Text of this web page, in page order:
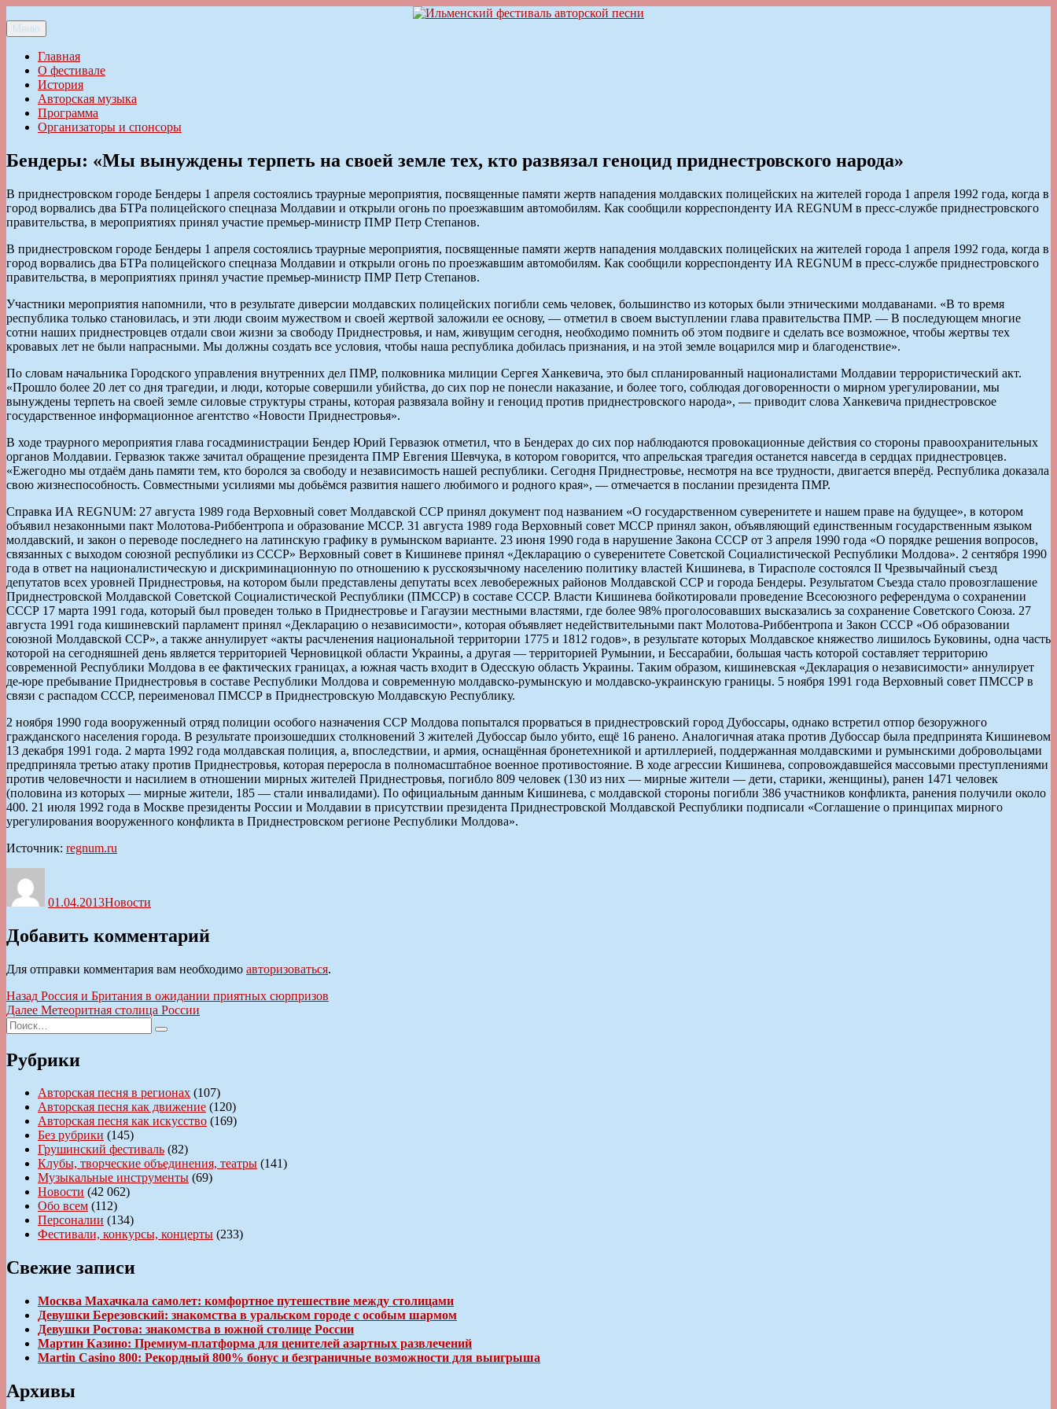
к
содержимому
Ильменский фестиваль авторской песни
Меню
Главная
О фестивале
История
Авторская музыка
Программа
Организаторы и спонсоры
Бендеры: «Мы вынуждены терпеть на своей земле тех, кто развязал геноцид приднестровского народа»
В приднестровском городе Бендеры 1 апреля состоялись траурные мероприятия, посвященные памяти жертв нападения молдавских полицейских на жителей города 1 апреля 1992 года, когда в
город ворвались два БТРа полицейского спецназа Молдавии и открыли огонь по проезжавшим автомобилям. Как сообщили корреспонденту ИА REGNUM в пресс-службе приднестровского
правительства, в мероприятиях принял участие премьер-министр ПМР Петр Степанов.
В приднестровском городе Бендеры 1 апреля состоялись траурные мероприятия, посвященные памяти жертв нападения молдавских полицейских на жителей города 1 апреля 1992 года, когда в
город ворвались два БТРа полицейского спецназа Молдавии и открыли огонь по проезжавшим автомобилям. Как сообщили корреспонденту ИА REGNUM в пресс-службе приднестровского
правительства, в мероприятиях принял участие премьер-министр ПМР Петр Степанов.
Участники мероприятия напомнили, что в результате диверсии молдавских полицейских погибли семь человек, большинство из которых были этническими молдаванами. «В то время
республика только становилась, и эти люди своим мужеством и своей жертвой заложили ее основу, — отметил в своем выступлении глава правительства ПМР. — В последующем многие
сотни наших приднестровцев отдали свои жизни за свободу Приднестровья, и нам, живущим сегодня, необходимо помнить об этом подвиге и сделать все возможное, чтобы жертвы тех
кровавых лет не были напрасными. Мы должны создать все условия, чтобы наша республика добилась признания, и на этой земле воцарился мир и благоденствие».
По словам начальника Городского управления внутренних дел ПМР, полковника милиции Сергея Ханкевича, это был спланированный националистами Молдавии террористический акт.
«Прошло более 20 лет со дня трагедии, и люди, которые совершили убийства, до сих пор не понесли наказание, и более того, соблюдая договоренности о мирном урегулировании, мы
вынуждены терпеть на своей земле силовые структуры страны, которая развязала войну и геноцид против приднестровского народа», — приводит слова Ханкевича приднестровское
государственное информационное агентство «Новости Приднестровья».
В ходе траурного мероприятия глава госадминистрации Бендер Юрий Гервазюк отметил, что в Бендерах до сих пор наблюдаются провокационные действия со стороны правоохранительных
органов Молдавии. Гервазюк также зачитал обращение президента ПМР Евгения Шевчука, в котором говорится, что апрельская трагедия останется навсегда в сердцах приднестровцев.
«Ежегодно мы отдаём дань памяти тем, кто боролся за свободу и независимость нашей республики. Сегодня Приднестровье, несмотря на все трудности, двигается вперёд. Республика доказала
свою жизнеспособность. Совместными усилиями мы добьёмся развития нашего любимого и родного края», — отмечается в послании президента ПМР.
Справка ИА REGNUM: 27 августа 1989 года Верховный совет Молдавской ССР принял документ под названием «О государственном суверенитете и нашем праве на будущее», в котором
объявил незаконными пакт Молотова-Риббентропа и образование МССР. 31 августа 1989 года Верховный совет МССР принял закон, объявляющий единственным государственным языком
молдавский, и закон о переводе последнего на латинскую графику в румынском варианте. 23 июня 1990 года в нарушение Закона СССР от 3 апреля 1990 года «О порядке решения вопросов,
связанных с выходом союзной республики из СССР» Верховный совет в Кишиневе принял «Декларацию о суверенитете Советской Социалистической Республики Молдова». 2 сентября 1990
года в ответ на националистическую и дискриминационную по отношению к русскоязычному населению политику властей Кишинева, в Тирасполе состоялся II Чрезвычайный съезд
депутатов всех уровней Приднестровья, на котором были представлены депутаты всех левобережных районов Молдавской ССР и города Бендеры. Результатом Съезда стало провозглашение
Приднестровской Молдавской Советской Социалистической Республики (ПМССР) в составе СССР. Власти Кишинева бойкотировали проведение Всесоюзного референдума о сохранении
СССР 17 марта 1991 года, который был проведен только в Приднестровье и Гагаузии местными властями, где более 98% проголосовавших высказались за сохранение Советского Союза. 27
августа 1991 года кишиневский парламент принял «Декларацию о независимости», которая объявляет недействительными пакт Молотова-Риббентропа и Закон СССР «Об образовании
союзной Молдавской ССР», а также аннулирует «акты расчленения национальной территории 1775 и 1812 годов», в результате которых Молдавское княжество лишилось Буковины, одна часть
которой на сегодняшней день является территорией Черновицкой области Украины, а другая — территорией Румынии, и Бессарабии, большая часть которой составляет территорию
современной Республики Молдова в ее фактических границах, а южная часть входит в Одесскую область Украины. Таким образом, кишиневская «Декларация о независимости» аннулирует
де-юре пребывание Приднестровья в составе Республики Молдова и современную молдавско-румынскую и молдавско-украинскую границы. 5 ноября 1991 года Верховный совет ПМССР в
связи с распадом СССР, переименовал ПМССР в Приднестровскую Молдавскую Республику.
2 ноября 1990 года вооруженный отряд полиции особого назначения ССР Молдова попытался прорваться в приднестровский город Дубоссары, однако встретил отпор безоружного
гражданского населения города. В результате произошедших столкновений 3 жителей Дубоссар было убито, ещё 16 ранено. Аналогичная атака против Дубоссар была предпринята Кишиневом
13 декабря 1991 года. 2 марта 1992 года молдавская полиция, а, впоследствии, и армия, оснащённая бронетехникой и артиллерией, поддержанная молдавскими и румынскими добровольцами
предприняла третью атаку против Приднестровья, которая переросла в полномасштабное военное противостояние. В ходе агрессии Кишинева, сопровождавшейся массовыми преступлениями
против человечности и насилием в отношении мирных жителей Приднестровья, погибло 809 человек (130 из них — мирные жители — дети, старики, женщины), ранен 1471 человек
(половина из которых — мирные жители, 185 — стали инвалидами). По официальным данным Кишинева, с молдавской стороны погибли 386 участников конфликта, ранения получили около
400. 21 июля 1992 года в Москве президенты России и Молдавии в присутствии президента Приднестровской Молдавской Республики подписали «Соглашение о принципах мирного
урегулирования вооруженного конфликта в Приднестровском регионе Республики Молдова».
Источник: regnum.ru
01.04.2013Новости
Добавить комментарий
Для отправки комментария вам необходимо авторизоваться.
Навигация
по
записям
Назад Предыдущая
запись:
Россия и Британия в ожидании приятных сюрпризов
Далее Следующая
Метеоритная столица России
Искать:
Поиск
Рубрики
Авторская песня в регионах (107)
Авторская песня как движение (120)
Авторская песня как искусство (169)
Без рубрики (145)
Грушинский фестиваль (82)
Клубы, творческие объединения, театры (141)
Музыкальные инструменты (69)
Новости (42 062)
Обо всем (112)
Персоналии (134)
Фестивали, конкурсы, концерты (233)
Свежие записи
Москва Махачкала самолет: комфортное путешествие между столицами
Девушки Березовский: знакомства в уральском городе с особым шармом
Девушки Ростова: знакомства в южной столице России
Мартин Казино: Премиум-платформа для ценителей азартных развлечений
Martin Casino 800: Рекордный 800% бонус и безграничные возможности для выигрыша
Архивы